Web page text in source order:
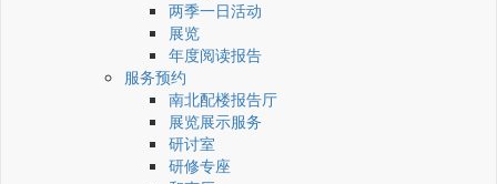
两季一日活动
展览
年度阅读报告
服务预约
南北配楼报告厅
展览展示服务
研讨室
研修专座